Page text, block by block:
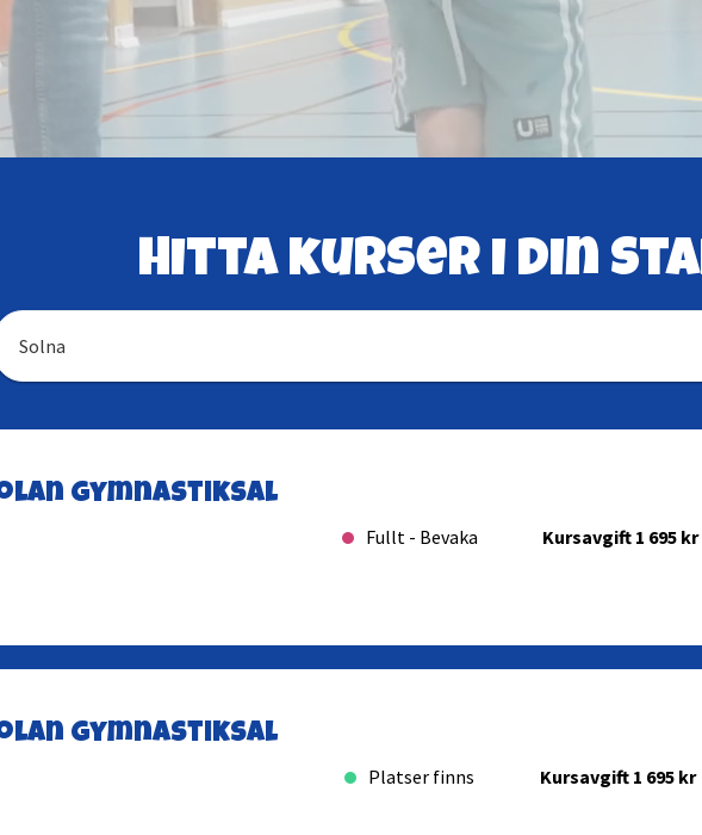
Hitta kurser i din
gymnastiksal
Fullt - Bevaka Kursavgift 1 695 kr
gymnastiksal
Platser finns Kursavgift 1 695 kr